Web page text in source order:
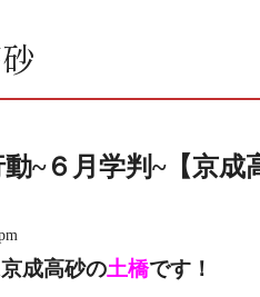
~６月学判~【京成
成高砂の土橋です！